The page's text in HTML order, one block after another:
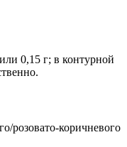
0,15 г; в контурной
розовато-коричневого